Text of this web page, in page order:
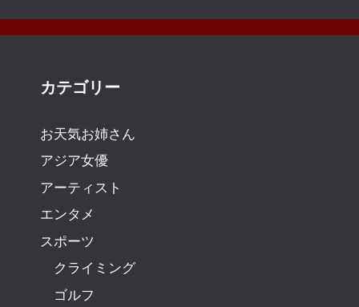
カテゴリー
お天気お姉さん
アジア女優
アーティスト
エンタメ
スポーツ
クライミング
ゴルフ